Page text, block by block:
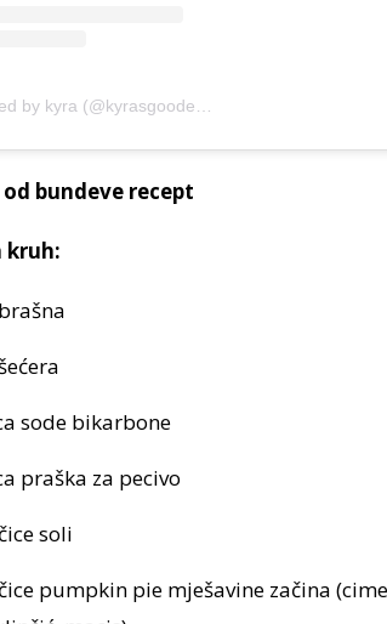
A post shared by kyra (@kyrasgoodeats)
bundeve recept
kruh:
sode bikarbone
praška za pecivo
soli
pumpkin pie mješavine začina